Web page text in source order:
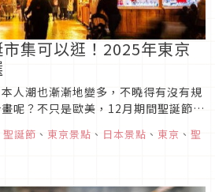
集可以逛！2025年東京
人潮也漸漸地變多，不曉得有沒有規
呢？不只是歐美，12月期間聖誕節前
之外，還能夠入手可愛聖誕小物和吃
那些地方舉行的聖誕市集吧！
聖誕節 、 東京景點 、 日本景點 、 東京 、 聖